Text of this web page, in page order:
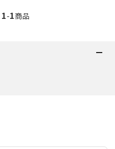
1-1商品